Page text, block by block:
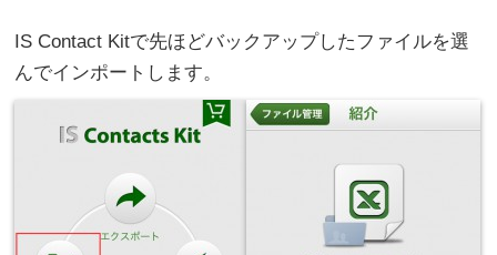
IS Contact Kitで先ほどバックアップしたファイルを選
んでインポートします。